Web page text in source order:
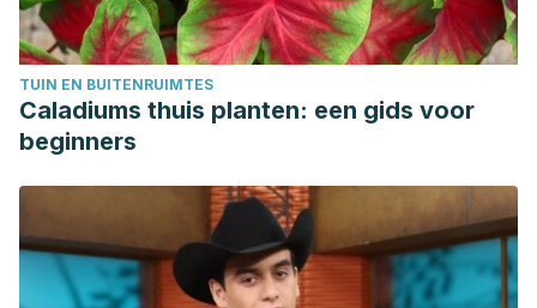
risk/prostate-cancer-prevention/
Cáncer de próstata:Toda la información que necesitas |
AECC. (n.d.). Retrieved January 23, 2021, from
https://www.aecc.es/es/todo-sobre-cancer/tipos-
¿Qué es el cáncer de próstata? | CDC. (n.d.). Retrieved
January 23, 2021, from
https://www.cdc.gov/spanish/cancer/prostate/basic_info/
is-prostate-cancer.htm
TUIN EN BUITENRUIMTES
Caladiums thuis planten: een gids voor
beginners